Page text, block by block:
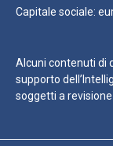
Capitale sociale:
Alcuni contenuti di
supporto
soggetti a